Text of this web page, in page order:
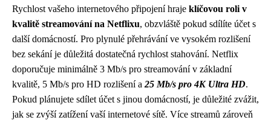
Rychlost vašeho internetového připojení hraje klíčovou roli v
kvalitě streamování na Netflixu, obzvláště pokud sdílíte účet s
další domácností. Pro plynulé přehrávání ve vysokém rozlišení
bez sekání je důležitá dostatečná rychlost stahování. Netflix
doporučuje minimálně 3 Mb/s pro streamování v základní
kvalitě, 5 Mb/s pro HD rozlišení a 25 Mb/s pro 4K Ultra HD.
Pokud plánujete sdílet účet s jinou domácností, je důležité zvážit,
jak se zvýší zatížení vaší internetové sítě. Více streamů zároveň